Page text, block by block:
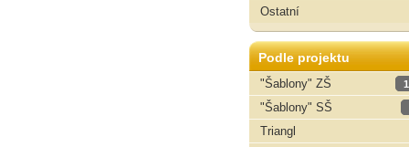
Ostatní
Podle projektu
"Šablony" ZŠ
"Šablony" SŠ
Triangl